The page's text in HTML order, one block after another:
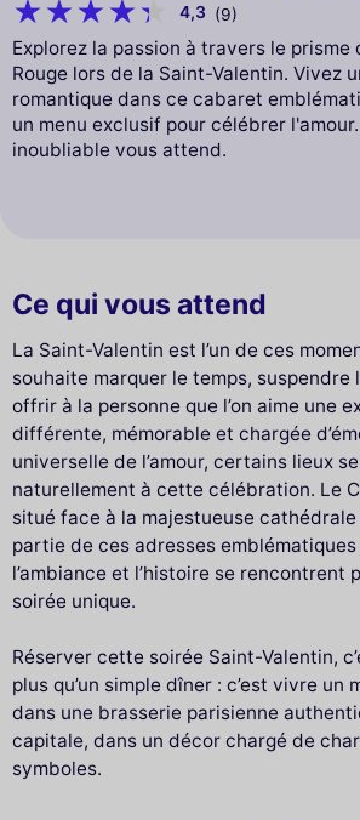
4,3 (9)
Explorez la passion à travers le prisme
Rouge lors de la Saint-Valentin. Vivez
romantique dans ce cabaret
un menu exclusif pour célébrer
inoubliable vous attend.
Ce qui vous attend
La Saint-Valentin est l’un de ces
souhaite marquer le temps, suspendre
offrir à la personne que l’on aime une
différente, mémorable et chargée
universelle de l’amour, certains lieux
naturellement à cette célébration. Le
situé face à la majestueuse
partie de ces adresses
l’ambiance et l’histoire se rencontrent
soirée unique.
Réserver cette soirée Saint-Valentin,
plus qu’un simple dîner : c’est vivre un
dans une brasserie parisienne
capitale, dans un décor chargé de
symboles.